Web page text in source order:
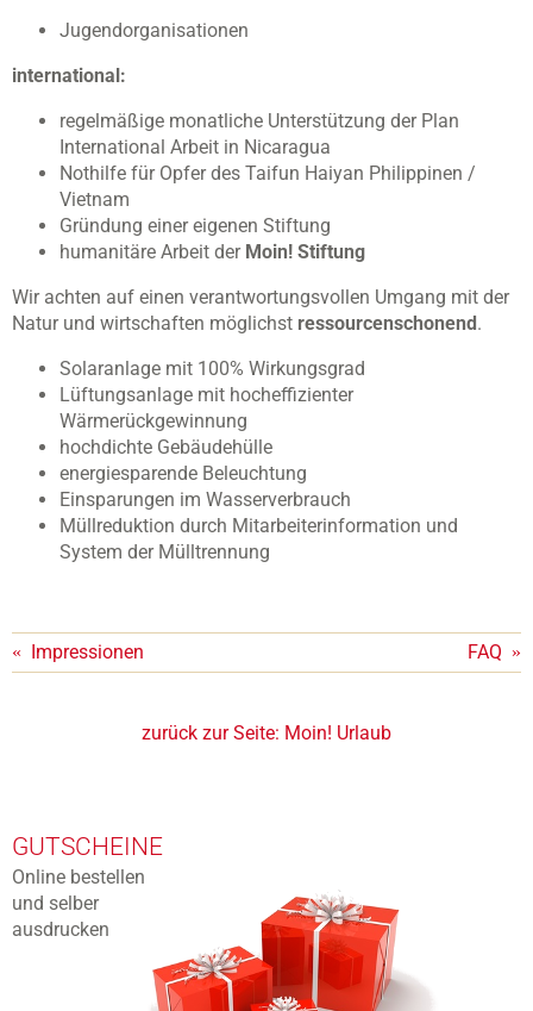
Jugendorganisationen
international:
regelmäßige monatliche Unterstützung der Plan
International Arbeit in Nicaragua
Nothilfe für Opfer des Taifun Haiyan Philippinen /
Vietnam
Gründung einer eigenen Stiftung
humanitäre Arbeit der Moin! Stiftung
Wir achten auf einen verantwortungsvollen Umgang mit der
Natur und wirtschaften möglichst ressourcenschonend.
Solaranlage mit 100% Wirkungsgrad
Lüftungsanlage mit hocheffizienter
Wärmerückgewinnung
hochdichte Gebäudehülle
energiesparende Beleuchtung
Einsparungen im Wasserverbrauch
Müllreduktion durch Mitarbeiterinformation und
System der Mülltrennung
« Impressionen FAQ »
zurück zur Seite: Moin! Urlaub
GUTSCHEINE
Online bestellen
und selber
ausdrucken